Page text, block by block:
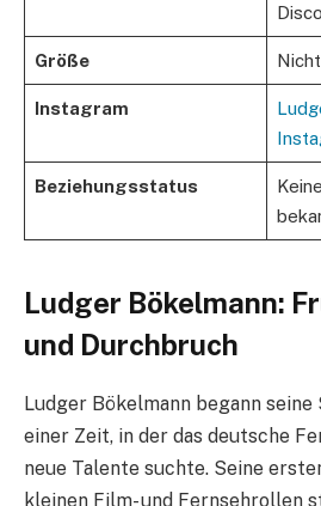
Größe
Instagram
Beziehungsstatus
Ludger Bökelmann:
und Durchbruch
Ludger Bökelmann begann
einer Zeit, in der das deutsche
neue Talente suchte. Seine
kleinen Film- und Fernsehrollen